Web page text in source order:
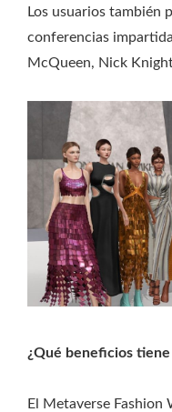
Los usuarios también
conferencias
McQueen, Nick
¿Qué beneficios
El Metaverse Fashion